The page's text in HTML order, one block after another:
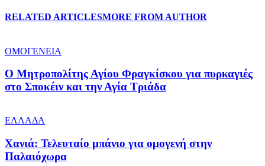
RELATED ARTICLESMORE FROM AUTHOR
ΟΜΟΓΕΝΕΙΑ
Ο Μητροπολίτης Αγίου Φραγκίσκου για πυρκαγιές
στο Σποκέιν και την Αγία Τριάδα
ΕΛΛΑΔΑ
Χανιά: Τελευταίο μπάνιο για ομογενή στην
Παλαιόχωρα